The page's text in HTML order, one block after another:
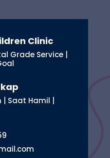
Clinic
Grade Service |
Saat Hamil |